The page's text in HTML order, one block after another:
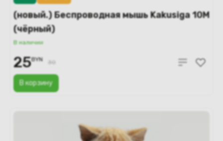
(новый.) Беспроводная мышь Kakusiga 10M
(чёрный)
В наличии
В корзину
25BYN 30